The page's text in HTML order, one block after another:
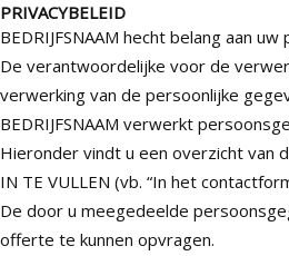
PRIVACYBELEID
BEDRIJFSNAAM hecht belang aan uw
De verantwoordelijke voor de
verwerking van de persoonlijke
BEDRIJFSNAAM verwerkt
Hieronder vindt u een overzicht van
IN TE VULLEN (vb. “In het
De door u meegedeelde
offerte te kunnen opvragen.